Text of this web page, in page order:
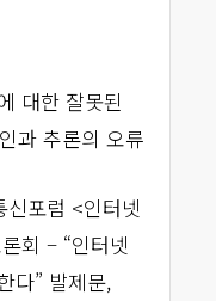
대한 잘못된
과 추론의 오류
포럼 <인터넷
회 – “인터넷
다” 발제문,